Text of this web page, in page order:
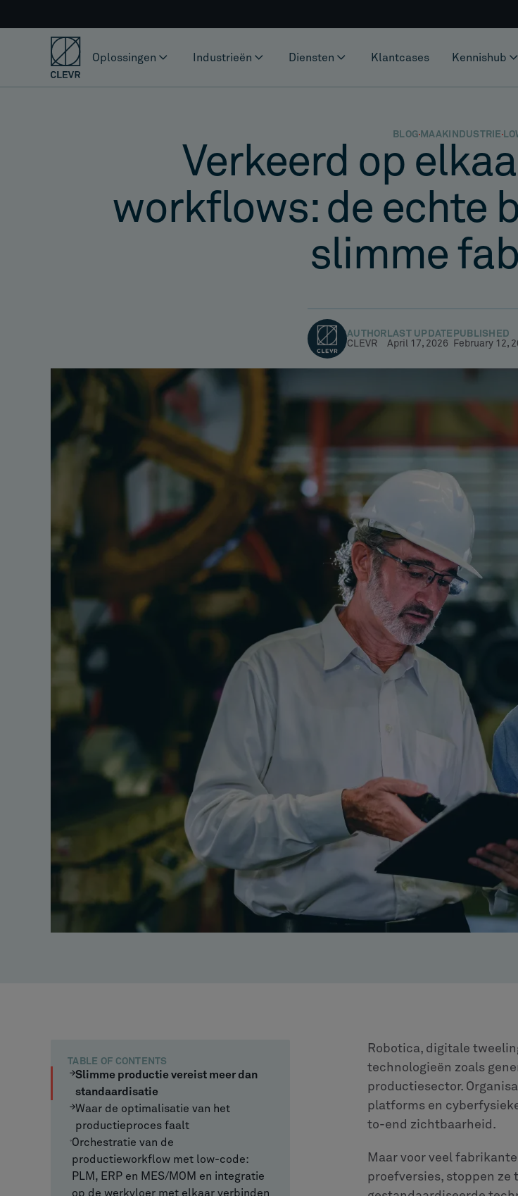
Oplossingen Industrieën Diensten Klantcases Kennishub
BLOG MAAKINDUSTRIE
Verkeerd op
workflows: de echte
slimme
AUTHOR
CLEVR
LAST UPDATE
April 17, 2026
PUBLISHED
February 12,
TABLE OF CONTENTS
Slimme productie vereist meer dan
standaardisatie
Waar de optimalisatie van het
productieproces faalt
Orchestratie van de
productieworkflow met low-code:
PLM, ERP en MES/MOM en integratie
op de werkvloer met elkaar verbinden
Robotica, digitale
technologieën zoals
productiesector.
platforms en
to-end zichtbaarheid.
Maar voor veel
proefversies, stoppen ze